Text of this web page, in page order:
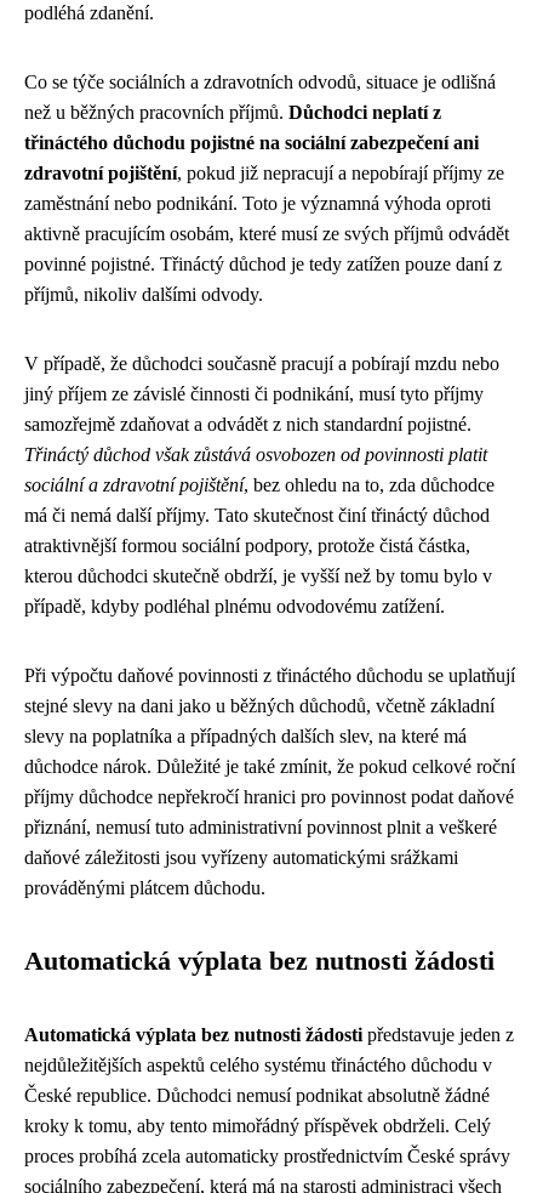
podléhá zdanění.
Co se týče sociálních a zdravotních odvodů, situace je odlišná
než u běžných pracovních příjmů. Důchodci neplatí z
třináctého důchodu pojistné na sociální zabezpečení ani
zdravotní pojištění, pokud již nepracují a nepobírají příjmy ze
zaměstnání nebo podnikání. Toto je významná výhoda oproti
aktivně pracujícím osobám, které musí ze svých příjmů odvádět
povinné pojistné. Třináctý důchod je tedy zatížen pouze daní z
příjmů, nikoliv dalšími odvody.
V případě, že důchodci současně pracují a pobírají mzdu nebo
jiný příjem ze závislé činnosti či podnikání, musí tyto příjmy
samozřejmě zdaňovat a odvádět z nich standardní pojistné.
Třináctý důchod však zůstává osvobozen od povinnosti platit
sociální a zdravotní pojištění, bez ohledu na to, zda důchodce
má či nemá další příjmy. Tato skutečnost činí třináctý důchod
atraktivnější formou sociální podpory, protože čistá částka,
kterou důchodci skutečně obdrží, je vyšší než by tomu bylo v
případě, kdyby podléhal plnému odvodovému zatížení.
Při výpočtu daňové povinnosti z třináctého důchodu se uplatňují
stejné slevy na dani jako u běžných důchodů, včetně základní
slevy na poplatníka a případných dalších slev, na které má
důchodce nárok. Důležité je také zmínit, že pokud celkové roční
příjmy důchodce nepřekročí hranici pro povinnost podat daňové
přiznání, nemusí tuto administrativní povinnost plnit a veškeré
daňové záležitosti jsou vyřízeny automatickými srážkami
prováděnými plátcem důchodu.
Automatická výplata bez nutnosti žádosti
Automatická výplata bez nutnosti žádosti představuje jeden z
nejdůležitějších aspektů celého systému třináctého důchodu v
České republice. Důchodci nemusí podnikat absolutně žádné
kroky k tomu, aby tento mimořádný příspěvek obdrželi. Celý
proces probíhá zcela automaticky prostřednictvím České správy
sociálního zabezpečení, která má na starosti administraci všech